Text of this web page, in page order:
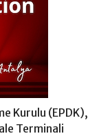
Kurulu (EPDK),
Terminali